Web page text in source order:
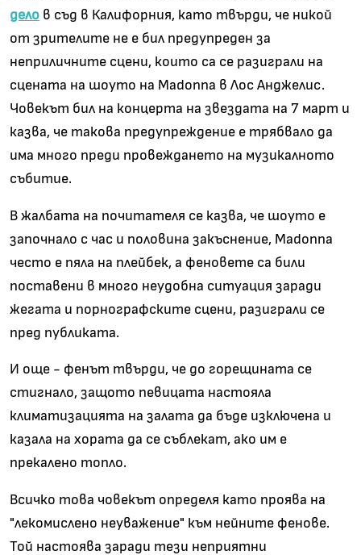
дело в съд в Калифорния, като твърди, че никой
от зрителите не е бил предупреден за
неприличните сцени, които са се разиграли на
сцената на шоуто на Madonna в Лос Анджелис.
Човекът бил на концерта на звездата на 7 март и
казва, че такова предупреждение е трябвало да
има много преди провеждането на музикалното
събитие.
В жалбата на почитателя се казва, че шоуто е
започнало с час и половина закъснение, Madonna
често е пяла на плейбек, а феновете са били
поставени в много неудобна ситуация заради
жегата и порнографските сцени, разиграли се
пред публиката.
И още - фенът твърди, че до горещината се
стигнало, защото певицата настояла
климатизацията на залата да бъде изключена и
казала на хората да се съблекат, ако им е
прекалено топло.
Всичко това човекът определя като проява на
"лекомислено неуважение" към нейните фенове.
Той настоява заради тези неприятни